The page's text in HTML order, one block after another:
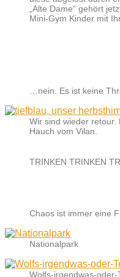
„Alte Dame“ gehört
Mini-Gym Kinder mit
…nein. Es ist keine
Wir sind wieder retour.
Hauch vom Vilan.
TRINKEN TRINKEN
Chaos ist immer eine
Nationalpark
Wolfs-irgendwas-oder-